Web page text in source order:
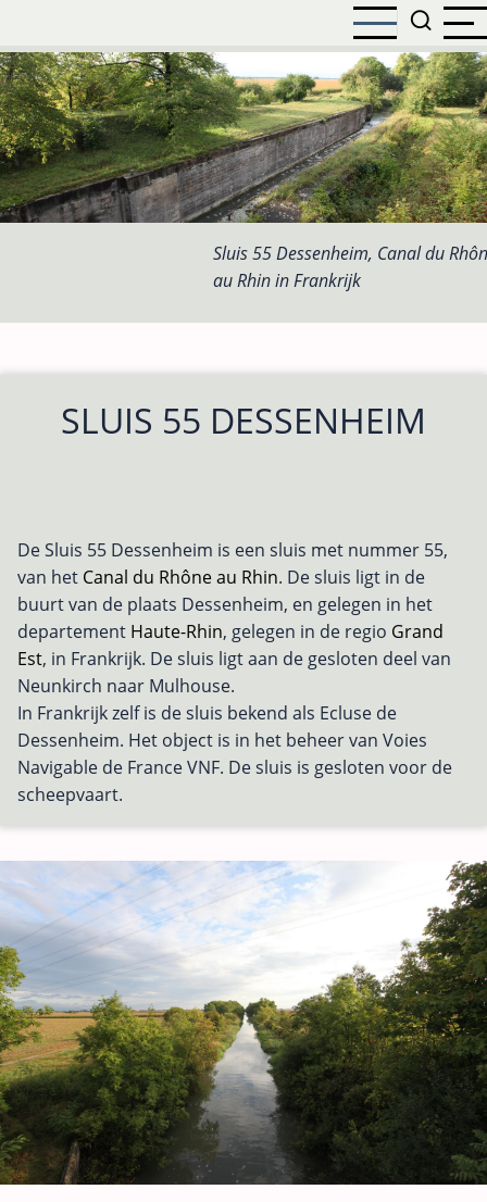
naar
de
inhoud
gaan
Sluis 55 Dessenheim, Canal du
au Rhin in Frankrijk
SLUIS 55 DESSENHEIM
De Sluis 55 Dessenheim is een sluis met nummer 55,
van het Canal du Rhône au Rhin. De sluis ligt in de
buurt van de plaats Dessenheim, en gelegen in het
departement Haute-Rhin, gelegen in de regio Grand
Est, in Frankrijk. De sluis ligt aan de gesloten deel van
Neunkirch naar Mulhouse.
In Frankrijk zelf is de sluis bekend als Ecluse de
Dessenheim. Het object is in het beheer van Voies
Navigable de France VNF. De sluis is gesloten voor de
scheepvaart.